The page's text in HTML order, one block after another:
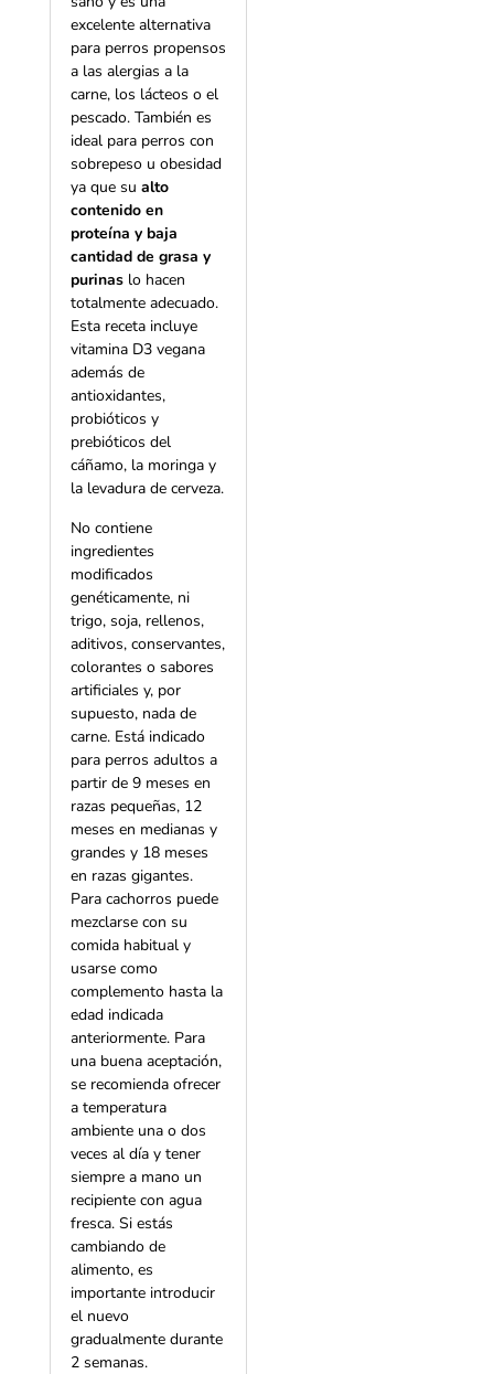
excelente alternativa
para perros propensos
a las alergias a la
carne, los lácteos o el
pescado. También es
ideal para perros con
sobrepeso u obesidad
ya que su alto
contenido en
proteína y baja
cantidad de grasa y
purinaslo hacen
totalmente adecuado.
Esta receta incluye
vitamina D3 vegana
además de
antioxidantes,
probióticos y
prebióticos del
cáñamo, la moringa y
la levadura de cerveza.
No contiene
ingredientes
modificados
genéticamente, ni
trigo, soja, rellenos,
aditivos, conservantes,
colorantes o sabores
artificiales y, por
supuesto, nada de
carne. Está indicado
para perros adultos a
partir de 9 meses en
razas pequeñas, 12
meses en medianas y
grandes y 18 meses
en razas gigantes.
Para cachorros puede
mezclarse con su
comida habitual y
usarse como
complemento hasta la
edad indicada
anteriormente. Para
una buena aceptación,
se recomienda ofrecer
a temperatura
ambiente una o dos
veces al día y tener
siempre a mano un
recipiente con agua
fresca. Si estás
cambiando de
alimento, es
importante introducir
el nuevo
gradualmente durante
2 semanas.